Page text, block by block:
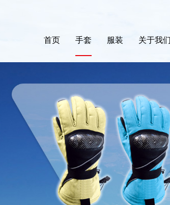
首页 手套 (CURRENT)
服装 关于我们